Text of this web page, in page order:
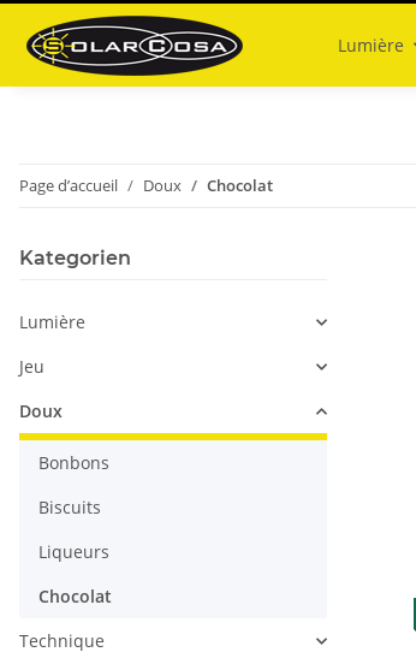
Lumière
Page d’accueil Doux Chocolat
Kategorien
Lumière
Jeu
Doux
Bonbons
Biscuits
Liqueurs
Chocolat
Technique